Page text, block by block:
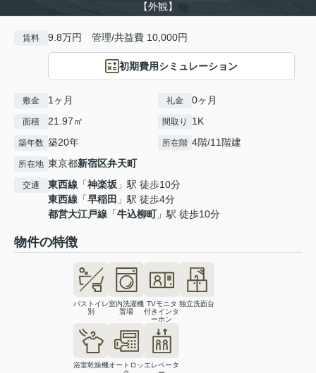
【外観】
賃料 9.8万円 管理/共益費 10,000円
初期費用シミュレーション
敷金 1ヶ月 礼金 0ヶ月
面積 21.97㎡ 間取り 1K
築年数 築20年 所在階 4階/11階建
所在地 東京都新宿区弁天町
交通 東西線 「神楽坂 」駅 徒歩10分
東西線 「早稲田 」駅 徒歩4分
都営大江戸線 「牛込柳町」駅 徒歩10分
物件の特徴
バストイレ
別
室内洗濯機
置場
TVモニタ
付きインタ
ーホン
独立洗面台
浴室乾燥機オートロッエレベータ